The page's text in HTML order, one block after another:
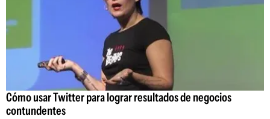
Cómo usar Twitter para lograr resultados de negocios
contundentes